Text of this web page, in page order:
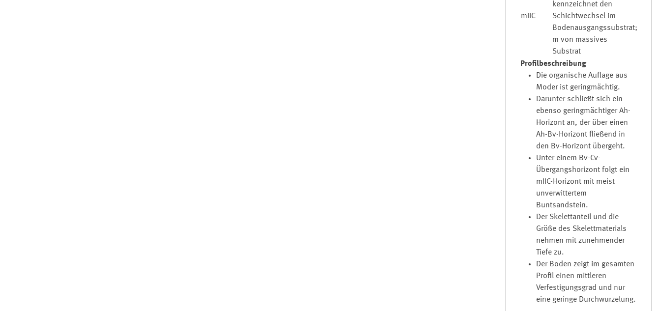
mIIC
kennzeichnet den
Schichtwechsel im
Bodenausgangssubstrat;
m von massives
Substrat
Profilbeschreibung
Die organische Auflage aus
Moder ist geringmächtig.
Darunter schließt sich ein
ebenso geringmächtiger Ah-
Horizont an, der über einen
Ah-Bv-Horizont fließend in
den Bv-Horizont übergeht.
Unter einem Bv-Cv-
Übergangshorizont folgt ein
mIIC-Horizont mit meist
unverwittertem
Buntsandstein.
Der Skelettanteil und die
Größe des Skelettmaterials
nehmen mit zunehmender
Tiefe zu.
Der Boden zeigt im gesamten
Profil einen mittleren
Verfestigungsgrad und nur
eine geringe Durchwurzelung.